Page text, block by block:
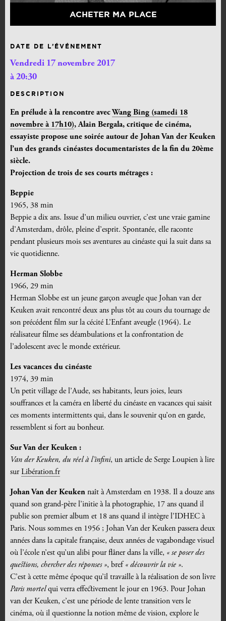
ACHETER MA PLACE
DATE DE L’ÉVÉNEMENT
Vendredi 17 novembre 2017
à 20:30
DESCRIPTION
En prélude à la rencontre avecWang Bing (samedi 18
novembre à 17h10), Alain Bergala, critique de cinéma,
essayiste propose une soirée autour de Johan Van der Keuken
l’un des grands cinéastes documentaristes de la fin du 20ème
siècle.
Projection de trois de ses courts métrages :
Beppie
1965, 38 min
Beppie a dix ans. Issue d’un milieu ouvrier, c’est une vraie gamine
d’Amsterdam, drôle, pleine d’esprit. Spontanée, elle raconte
pendant plusieurs mois ses aventures au cinéaste qui la suit dans sa
vie quotidienne.
Herman Slobbe
1966, 29 min
Herman Slobbe est un jeune garçon aveugle que Johan van der
Keuken avait rencontré deux ans plus tôt au cours du tournage de
son précédent film sur la cécité L’Enfant aveugle (1964). Le
réalisateur filme ses déambulations et la confrontation de
l’adolescent avec le monde extérieur.
Les vacances du cinéaste
1974, 39 min
Un petit village de l’Aude, ses habitants, leurs joies, leurs
souffrances et la caméra en liberté du cinéaste en vacances qui saisit
ces moments intermittents qui, dans le souvenir qu’on en garde,
ressemblent si fort au bonheur.
Sur Van der Keuken :
Van der Keuken, du réel à l’infini, un article de Serge Loupien à lire
surLibération.fr
Johan Van der Keuken naît à Amsterdam en 1938. Il a douze ans
quand son grand-père l’initie à la photographie, 17 ans quand il
publie son premier album et 18 ans quand il intègre l’IDHEC à
Paris. Nous sommes en 1956 ; Johan Van der Keuken passera deux
années dans la capitale française, deux années de vagabondage visuel
où l’école n’est qu’un alibi pour flâner dans la ville, « se poser des
questions, chercher des réponses », bref « découvrir la vie ».
C’est à cette même époque qu’il travaille à la réalisation de son livre
Paris mortelqui verra effectivement le jour en 1963. Pour Johan
van der Keuken, c’est une période de lente transition vers le
cinéma, où il questionne la notion même de vision, explore le